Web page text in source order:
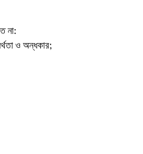
না:
ও অন্ধকার;